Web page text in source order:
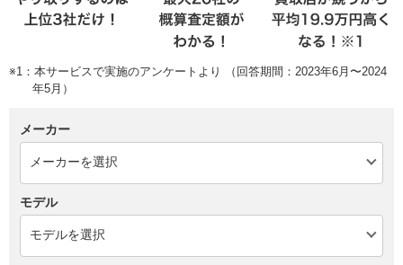
※1：本サービスで実施のアンケートより （回答期間：2023年6月〜2024
年5月）
メーカー
モデル